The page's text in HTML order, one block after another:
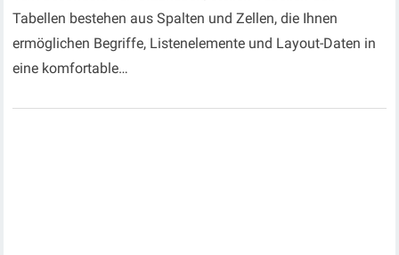
Tabellen bestehen aus Spalten und Zellen, die Ihnen
ermöglichen Begriffe, Listenelemente und Layout-Daten in
eine komfortable…